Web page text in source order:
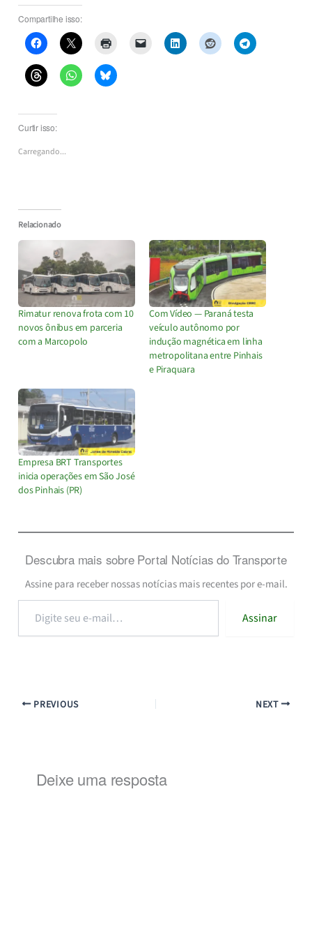
Compartilhe isso:
Curtir isso:
Carregando...
Relacionado
Rimatur renova frota com 10
novos ônibus em parceria
com a Marcopolo
Com Vídeo — Paraná testa
veículo autônomo por
indução magnética em linha
metropolitana entre Pinhais
e Piraquara
Empresa BRT Transportes
inicia operações em São José
dos Pinhais (PR)
Descubra mais sobre Portal Notícias do Transporte
Assine para receber nossas notícias mais recentes por e-mail.
e-
Assinar
PREVIOUS NEXT
Deixe uma resposta